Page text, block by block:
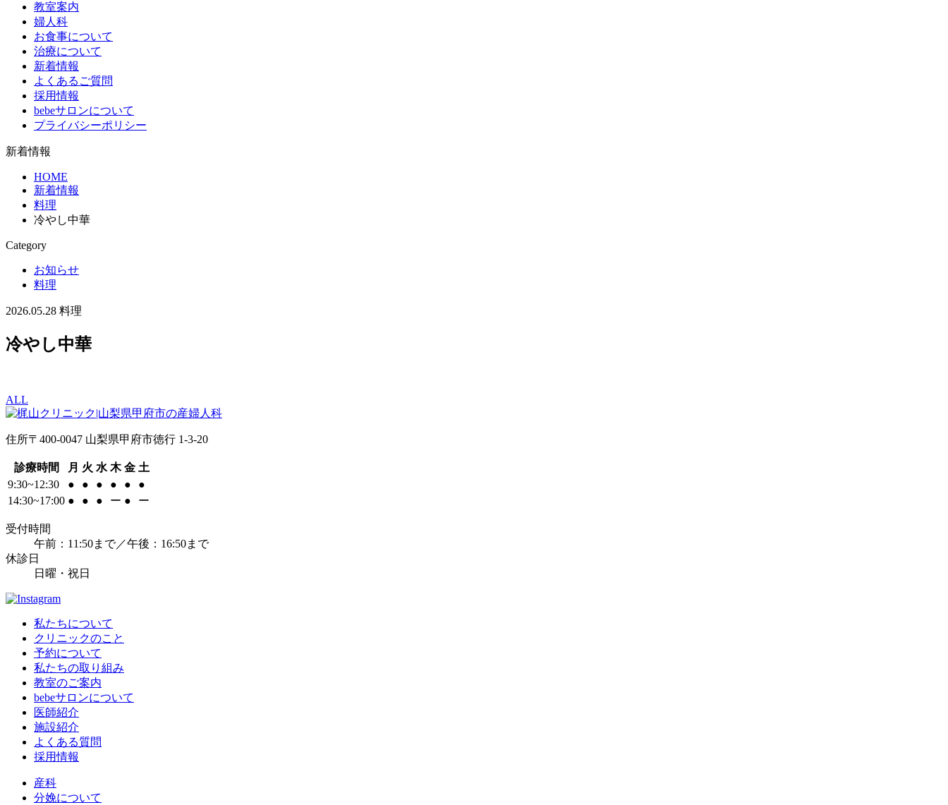
教室案内
婦人科
お食事について
治療について
新着情報
よくあるご質問
採用情報
bebeサロンについて
プライバシーポリシー
新着情報
HOME
新着情報
料理
冷やし中華
Category
お知らせ
料理
2026.05.28 料理
冷やし中華
ALL
住所〒400-0047 山梨県甲府市徳行 1-3-20
診療時間 月 火 水 木 金 土
9:30~12:30
● ● ● ● ●
●
14:30~17:00 ● ● ● ー ● ー
受付時間
午前：11:50まで／午後：16:50まで
休診日
日曜・祝日
私たちについて
クリニックのこと
予約について
私たちの取り組み
教室のご案内
bebeサロンについて
医師紹介
施設紹介
よくある質問
採用情報
産科
分娩について